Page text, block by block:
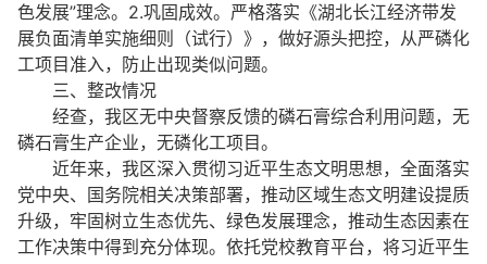
色发展”理念。2.巩固成效。严格落实《湖北长江经济带发
展负面清单实施细则（试行）》，做好源头把控，从严磷化
工项目准入，防止出现类似问题。
三、整改情况
经查，我区无中央督察反馈的磷石膏综合利用问题，无
磷石膏生产企业，无磷化工项目。
近年来，我区深入贯彻习近平生态文明思想，全面落实
党中央、国务院相关决策部署，推动区域生态文明建设提质
升级，牢固树立生态优先、绿色发展理念，推动生态因素在
工作决策中得到充分体现。依托党校教育平台，将习近平生